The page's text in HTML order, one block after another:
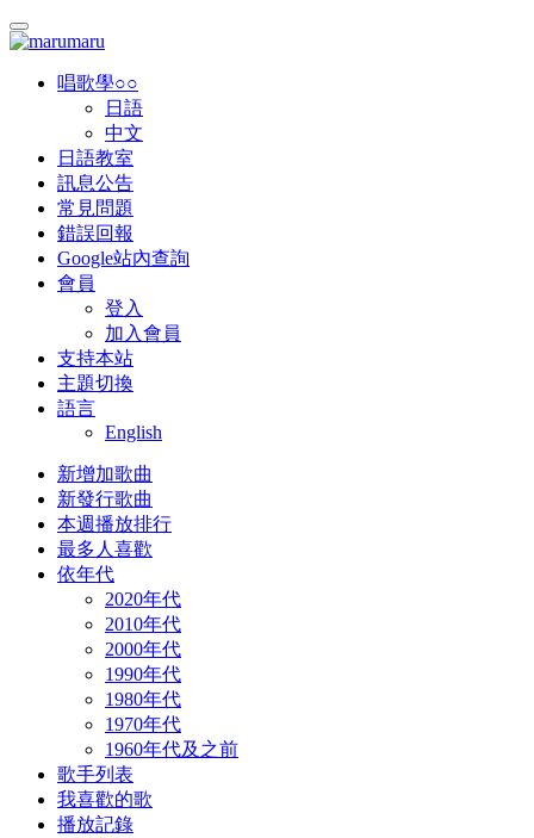
唱歌學○○
日語
中文
日語教室
訊息公告
常見問題
錯誤回報
Google站內查詢
會員
登入
加入會員
支持本站
主題切換
語言
English
新增加歌曲
新發行歌曲
本週播放排行
最多人喜歡
依年代
2020年代
2010年代
2000年代
1990年代
1980年代
1970年代
1960年代及之前
歌手列表
我喜歡的歌
播放記錄